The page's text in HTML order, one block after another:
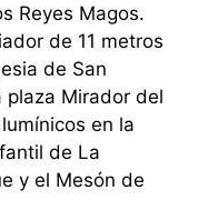
Reyes Magos.
de 11 metros
de San
plaza Mirador del
en la
de La
y el Mesón de